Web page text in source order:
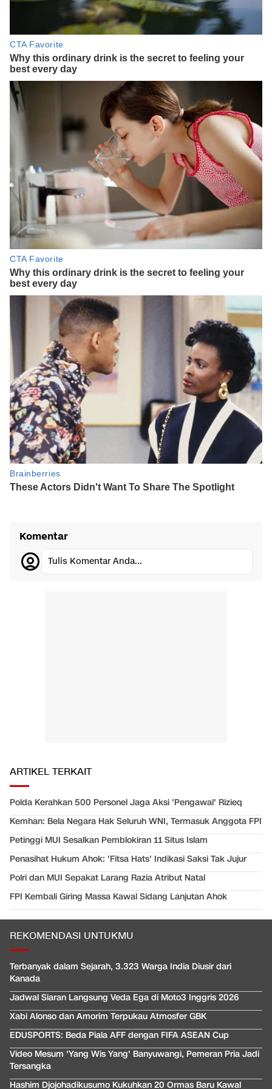
Komentar
Tulis Komentar Anda...
ARTIKEL TERKAIT
Polda Kerahkan 500 Personel Jaga Aksi 'Pengawal' Rizieq
Kemhan: Bela Negara Hak Seluruh WNI, Termasuk Anggota FPI
Petinggi MUI Sesalkan Pemblokiran 11 Situs Islam
Penasihat Hukum Ahok: 'Fitsa Hats' Indikasi Saksi Tak Jujur
Polri dan MUI Sepakat Larang Razia Atribut Natal
FPI Kembali Giring Massa Kawal Sidang Lanjutan Ahok
REKOMENDASI UNTUKMU
Terbanyak dalam Sejarah, 3.323 Warga India Diusir dari
Kanada
Jadwal Siaran Langsung Veda Ega di Moto3 Inggris 2026
Xabi Alonso dan Amorim Terpukau Atmosfer GBK
EDUSPORTS: Beda Piala AFF dengan FIFA ASEAN Cup
Video Mesum 'Yang Wis Yang' Banyuwangi, Pemeran Pria Jadi
Tersangka
Hashim Djojohadikusumo Kukuhkan 20 Ormas Baru Kawal